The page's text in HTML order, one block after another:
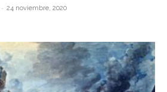
- 24 noviembre, 2020